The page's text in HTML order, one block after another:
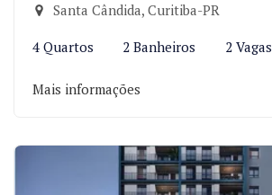
Santa Cândida, Curitiba-PR
4 Quartos 2 Banheiros 2 Vagas
Mais informações